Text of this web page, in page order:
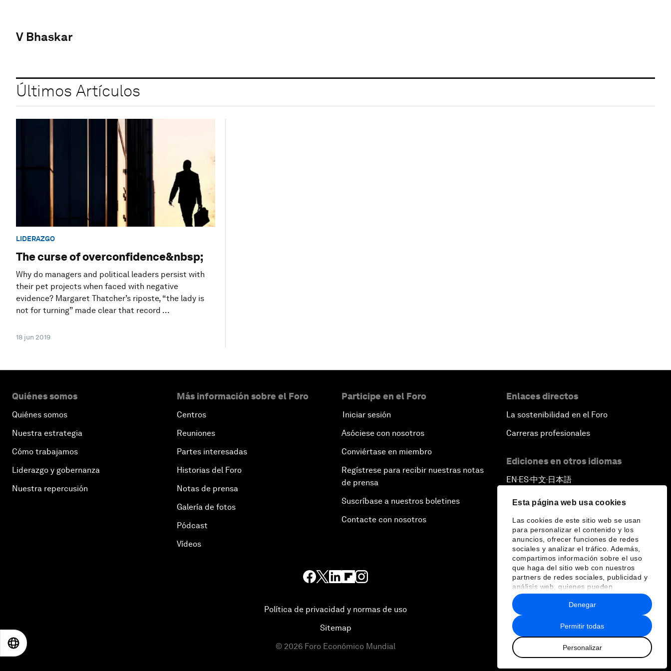
Esta página web usa cookies
Las cookies de este sitio web se usan
para personalizar el contenido y los
anuncios, ofrecer funciones de redes
sociales y analizar el tráfico. Además,
compartimos información sobre el uso
que haga del sitio web con nuestros
partners de redes sociales, publicidad y
análisis web, quienes pueden
combinarla con otra información que les
haya proporcionado o que hayan
recopilado a partir del uso que haya
hecho de sus servicios.
Permitir todas
Personalizar
Denegar
V Bhaskar
Últimos Artículos
LIDERAZGO
The curse of overconfidence&nbsp;
Why do managers and political leaders persist with
their pet projects when faced with negative
evidence? Margaret Thatcher’s riposte, “the lady is
not for turning” made clear that record ...
18 jun 2019
Quiénes somos
Quiénes somos
Nuestra estrategia
Cómo trabajamos
Liderazgo y gobernanza
Nuestra repercusión
Más información sobre el Foro
Centros
Reuniones
Partes interesadas
Historias del Foro
Notas de prensa
Galería de fotos
Pódcast
Vídeos
Participe en el Foro
Iniciar sesión
Asóciese con nosotros
Conviértase en miembro
Regístrese para recibir nuestras notas
de prensa
Suscríbase a nuestros boletines
Contacte con nosotros
Enlaces directos
La sostenibilidad en el Foro
Carreras profesionales
Ediciones en otros idiomas
EN ▪ ES▪中文▪ 日本語
Política de privacidad y normas de uso
Sitemap
© 2026 Foro Económico Mundial